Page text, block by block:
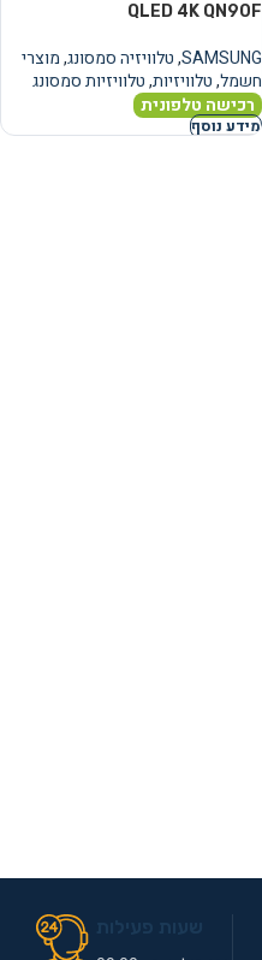
QLED 4K QN90F
SAMSUNG
,טלוויזיה סמסונג,מוצרי
חשמל,טלוויזיות,טלוויזיות סמסונג
רכישה טלפונית
מידע נוסף